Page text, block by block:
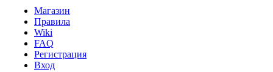
Магазин
Правила
Wiki
FAQ
Регистрация
Вход